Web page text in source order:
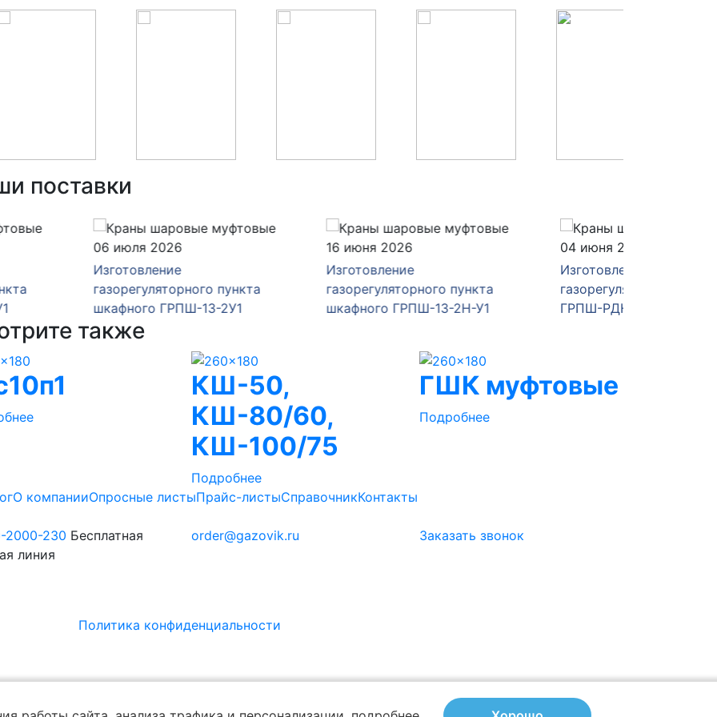
поставки
пункта
ГРПШ-13-2У1
газорегуляторного пункта
шкафного ГРПШ-13-2Н-У1
Изготовление и отгрузка
газорегуляторного пункта
ГРПШ-РДНК-1000/2
также
КШ-50,
КШ-80/60,
КШ-100/75
Подробнее
ГШК муфтовые
Подробнее
О компанииОпросные листыПрайс-листыСправочникКонтакты
2000-230 Бесплатная
линия
order@gazovik.ru Заказать звонок
Политика конфиденциальности